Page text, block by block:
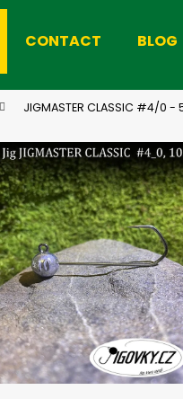
CONTACT BLOG
JIGMASTER CLASSIC #4/0 -
you looking
recommend